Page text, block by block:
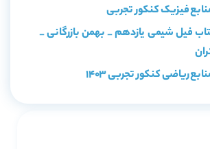
فیزیک کنکور تجربی
فیل شیمی یازدهم _ بهمن بازرگانی _
ریاضی کنکور تجربی 1403